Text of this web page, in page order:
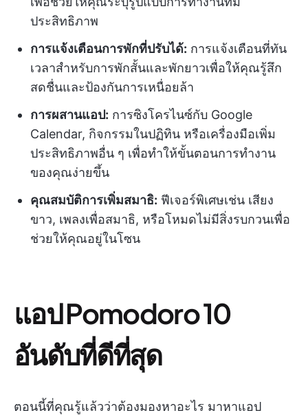
ประสิทธิภาพ
การแจ้งเตือนการพักที่ปรับได้: การแจ้งเตือนที่ทัน
เวลาสำหรับการพักสั้นและพักยาวเพื่อให้คุณรู้สึก
สดชื่นและป้องกันการเหนื่อยล้า
การผสานแอป: การซิงโครไนซ์กับ Google
Calendar, กิจกรรมในปฏิทิน หรือเครื่องมือเพิ่ม
ประสิทธิภาพอื่น ๆ เพื่อทำให้ขั้นตอนการทำงาน
ของคุณง่ายขึ้น
คุณสมบัติการเพิ่มสมาธิ: ฟีเจอร์พิเศษเช่น เสียง
ขาว, เพลงเพื่อสมาธิ, หรือโหมดไม่มีสิ่งรบกวนเพื่อ
ช่วยให้คุณอยู่ในโซน
แอป Pomodoro 10
อันดับที่ดีที่สุด
ตอนนี้ที่คุณรู้แล้วว่าต้องมองหาอะไร มาหาแอป